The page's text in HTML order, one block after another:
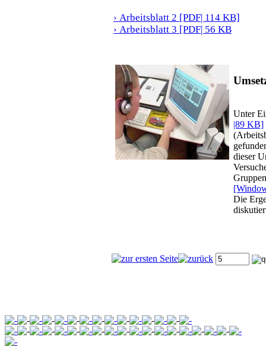
› Arbeitsblatt 2 [PDF| 114 KB]
› Arbeitsblatt 3 [PDF| 56 KB
Unter
|89 KB]
dieser
Die